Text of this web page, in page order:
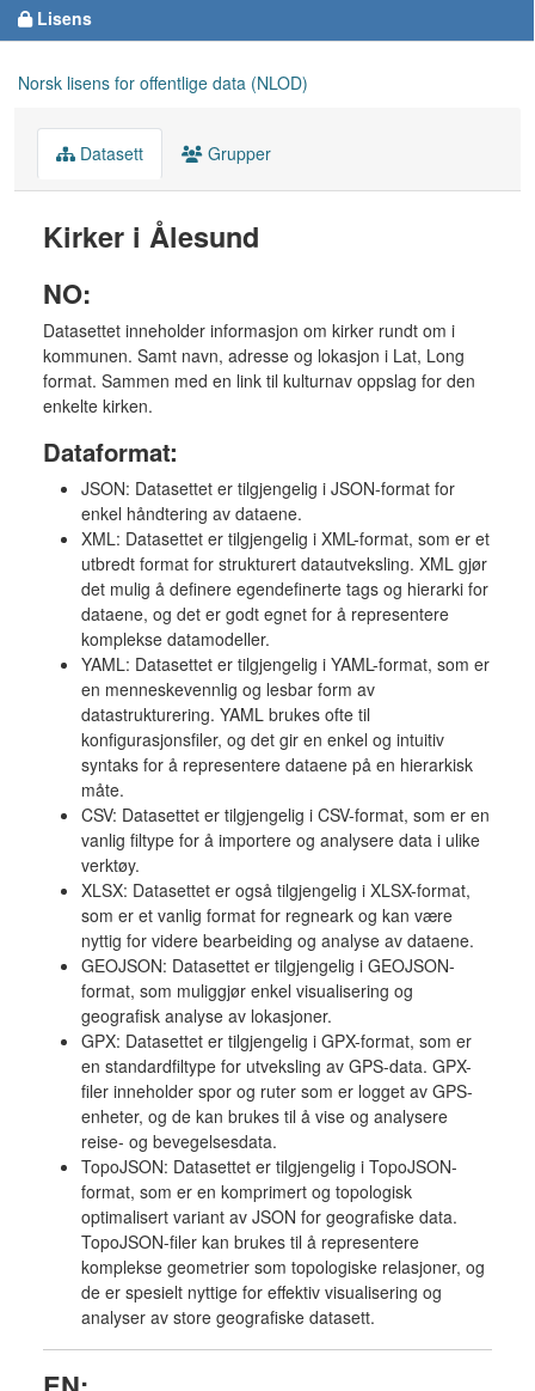
Lisens
Norsk lisens for offentlige data (NLOD)
Datasett Grupper
Kirker i Ålesund
NO:
Datasettet inneholder informasjon om kirker rundt om i
kommunen. Samt navn, adresse og lokasjon i Lat, Long
format. Sammen med en link til kulturnav oppslag for den
enkelte kirken.
Dataformat:
JSON: Datasettet er tilgjengelig i JSON-format for
enkel håndtering av dataene.
XML: Datasettet er tilgjengelig i XML-format, som er et
utbredt format for strukturert datautveksling. XML gjør
det mulig å definere egendefinerte tags og hierarki for
dataene, og det er godt egnet for å representere
komplekse datamodeller.
YAML: Datasettet er tilgjengelig i YAML-format, som er
en menneskevennlig og lesbar form av
datastrukturering. YAML brukes ofte til
konfigurasjonsfiler, og det gir en enkel og intuitiv
syntaks for å representere dataene på en hierarkisk
måte.
CSV: Datasettet er tilgjengelig i CSV-format, som er en
vanlig filtype for å importere og analysere data i ulike
verktøy.
XLSX: Datasettet er også tilgjengelig i XLSX-format,
som er et vanlig format for regneark og kan være
nyttig for videre bearbeiding og analyse av dataene.
GEOJSON: Datasettet er tilgjengelig i GEOJSON-
format, som muliggjør enkel visualisering og
geografisk analyse av lokasjoner.
GPX: Datasettet er tilgjengelig i GPX-format, som er
en standardfiltype for utveksling av GPS-data. GPX-
filer inneholder spor og ruter som er logget av GPS-
enheter, og de kan brukes til å vise og analysere
reise- og bevegelsesdata.
TopoJSON: Datasettet er tilgjengelig i TopoJSON-
format, som er en komprimert og topologisk
optimalisert variant av JSON for geografiske data.
TopoJSON-filer kan brukes til å representere
komplekse geometrier som topologiske relasjoner, og
de er spesielt nyttige for effektiv visualisering og
analyser av store geografiske datasett.